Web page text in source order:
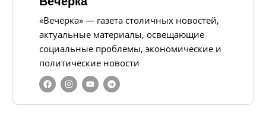
«Вечёрка» — газета столичных новостей,
актуальные материалы, освещающие
социальные проблемы, экономические и
политические новости